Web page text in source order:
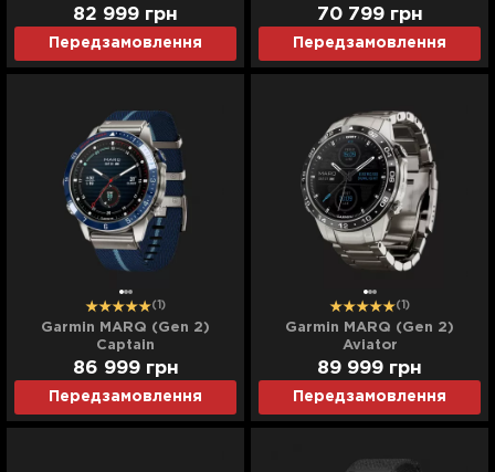
Передзамовлення
82 999 грн
Передзамовлення
70 799 грн
(1)
Garmin MARQ (Gen 2)
Captain
Передзамовлення
86 999 грн
(1)
Garmin MARQ (Gen 2)
Aviator
Передзамовлення
89 999 грн